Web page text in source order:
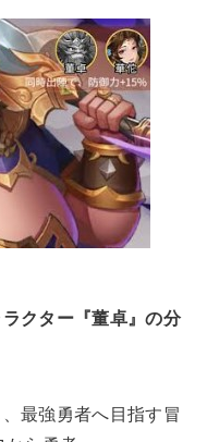
クター『董卓』の分
最強勇者へ目指す冒